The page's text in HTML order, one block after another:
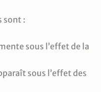
sont :
sous l’effet de la
sous l’effet des